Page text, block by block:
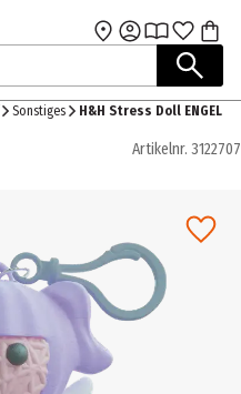
Zum Hauptinhalt
Sonstiges H&H Stress Doll ENGEL
Artikelnr. 3122707